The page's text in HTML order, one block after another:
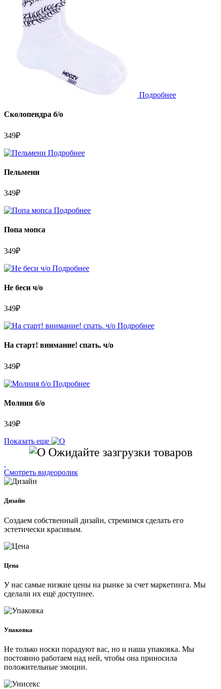
Подробнее
Сколопендра б/о
349₽
Подробнее
Пельмени
349₽
Подробнее
Попа мопса
349₽
Подробнее
Не беси ч/о
349₽
Подробнее
На старт! внимание! спать. ч/о
349₽
Подробнее
Молния б/о
349₽
Показать еще
Ожидайте зазгрузки товаров
Смотреть видеоролик
Дизайн
Создаем собственный дизайн, стремимся сделать его
эстетически красивым.
Цена
У нас самые низкие цены на рынке за счет маркетинга. Мы
сделали их ещё доступнее.
Упаковка
Не только носки порадуют вас, но и наша упаковка. Мы
постоянно работаем над ней, чтобы она приносила
положительные эмоции.